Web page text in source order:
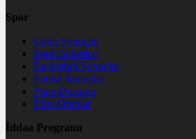
Spor
Canlı Sonuçlar
Spor Haberleri
Basketbol Sonuçlar
Futbol Sonuçlar
Puan Durumu
Tüm Oranlar
İddaa Programı